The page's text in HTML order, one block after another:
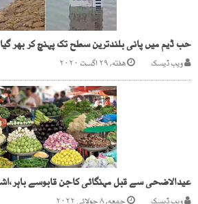
حب ڈیم میں پانی بلندترین سطح تک پہنچ کر بھر گیا
ویب ڈیسک هفته, ۲۹ اگست ۲۰۲۰